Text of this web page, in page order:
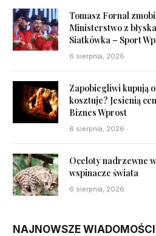
Tomasz Fornal
Ministerstwo z
Siatkówka – Sport
6 sierpnia, 2026
Zapobiegliwi kupują
kosztuje? Jesienią
Biznes Wprost
6 sierpnia, 2026
Oceloty nadrzewne
wspinacze świata
6 sierpnia, 2026
NAJNOWSZE WIADOMOŚCI